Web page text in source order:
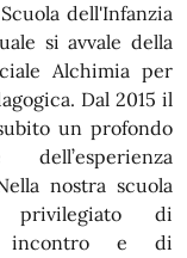
dell'Infanzia
si avvale della
Alchimia per
Dal 2015 il
un profondo
nostra scuola
privilegiato di
incontro e di